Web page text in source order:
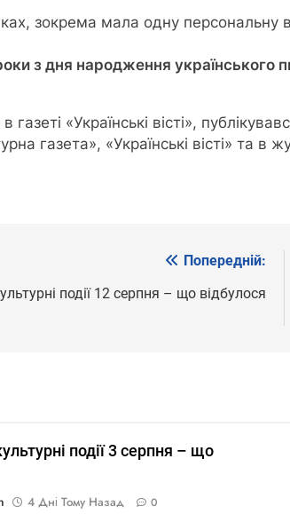
зокрема мала одну
з дня народження
«Українські вісті»,
газета», «Українські вісті» та в
Попередній:
події 12 серпня – що відбулося
події 3 серпня – що
4 Дні Тому Назад 0